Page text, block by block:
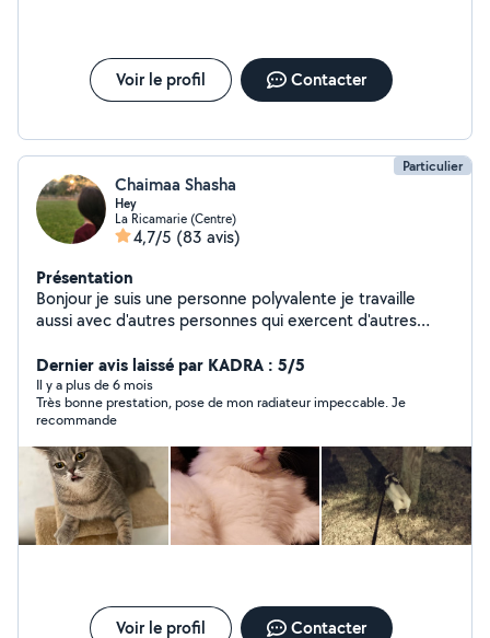
Voir le profil Contacter
Particulier
Chaimaa Shasha
Hey
La Ricamarie (Centre)
4,7/5 (83 avis)
Présentation
Bonjour je suis une personne polyvalente je travaille
aussi avec d'autres personnes qui exercent d'autres
informatique et ménage garde d'animaux ...... je peux
très bien vous faciliter la tâche afin de vous mettre en
relation avec ces personnes professionnels n'hésitez
pas à me contacter.
Dernier avis laissé par KADRA : 5/5
Il y a plus de 6 mois
Très bonne prestation, pose de mon radiateur impeccable. Je
recommande
Voir le profil Contacter